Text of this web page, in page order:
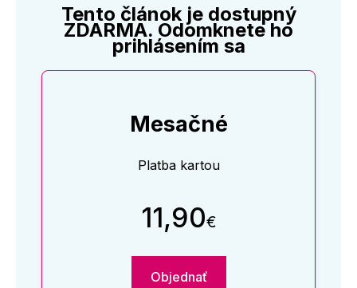
Tento článok je dostupný
ZDARMA. Odomknete ho
prihlásením sa
Mesačné
Platba kartou
11,90€
Objednať